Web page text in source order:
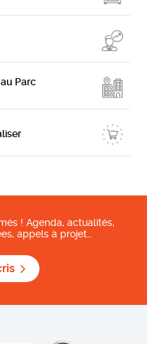
Parc
! Agenda, actualités,
appels à projet…